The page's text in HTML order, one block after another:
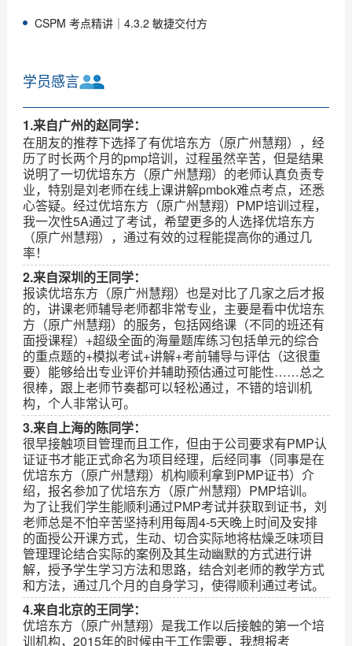
CSPM 考点精讲｜4.3.2 敏捷交付方
学员感言
1.来自广州的赵同学：
在朋友的推荐下选择了有优培东方（原广州慧翔），经
历了时长两个月的pmp培训，过程虽然辛苦，但是结果
说明了一切优培东方（原广州慧翔）的老师认真负责专
业，特别是刘老师在线上课讲解pmbok难点考点，还悉
心答疑。经过优培东方（原广州慧翔）PMP培训过程，
我一次性5A通过了考试，希望更多的人选择优培东方
（原广州慧翔），通过有效的过程能提高你的通过几
率！
2.来自深圳的王同学：
报读优培东方（原广州慧翔）也是对比了几家之后才报
的，讲课老师辅导老师都非常专业，主要是看中优培东
方（原广州慧翔）的服务，包括网络课（不同的班还有
面授课程）+超级全面的海量题库练习包括单元的综合
的重点题的+模拟考试+讲解+考前辅导与评估（这很重
要）能够给出专业评价并辅助预估通过可能性……总之
很棒，跟上老师节奏都可以轻松通过，不错的培训机
构，个人非常认可。
3.来自上海的陈同学：
很早接触项目管理而且工作，但由于公司要求有PMP认
证证书才能正式命名为项目经理，后经同事（同事是在
优培东方（原广州慧翔）机构顺利拿到PMP证书）介
绍，报名参加了优培东方（原广州慧翔）PMP培训。
为了让我们学生能顺利通过PMP考试并获取到证书，刘
老师总是不怕辛苦坚持利用每周4-5天晚上时间及安排
的面授公开课方式，生动、切合实际地将枯燥乏味项目
管理理论结合实际的案例及其生动幽默的方式进行讲
解，授予学生学习方法和思路，结合刘老师的教学方式
和方法，通过几个月的自身学习，使得顺利通过考试。
4.来自北京的王同学：
优培东方（原广州慧翔）是我工作以后接触的第一个培
训机构，2015年的时候由于工作需要，我想报考